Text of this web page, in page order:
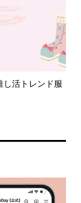
し活トレンド服